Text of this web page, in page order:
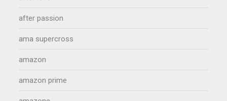
after passion
ama supercross
amazon
amazon prime